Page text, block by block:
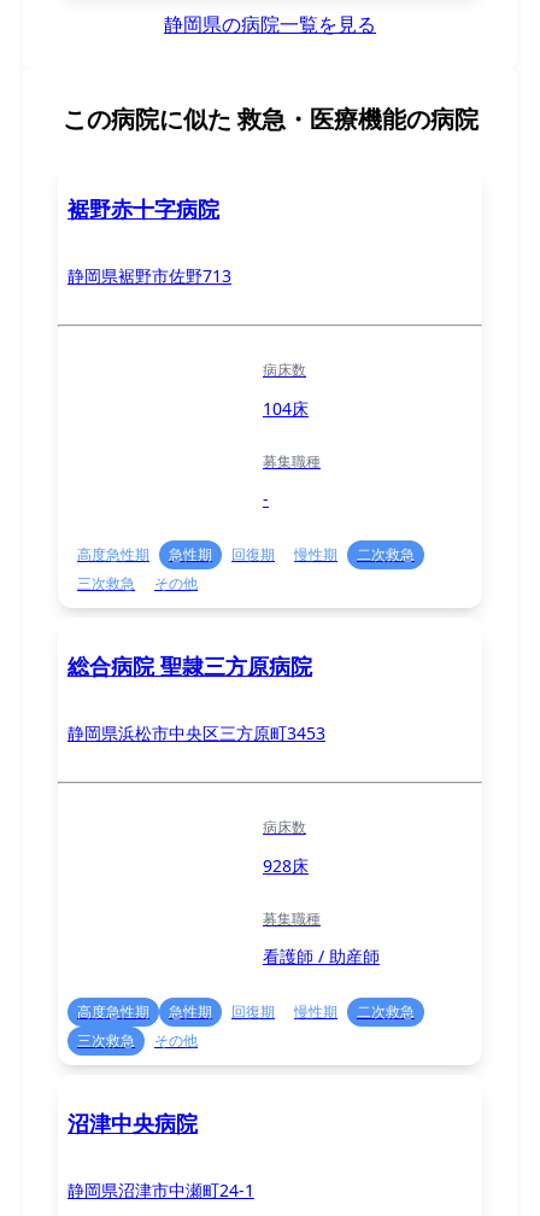
静岡県の病院一覧を見る
この病院に似た 救急・医療機能の病院
裾野赤十字病院
静岡県裾野市佐野713
病床数
104床
募集職種
-
高度急性期 急性期 回復期 慢性期
二次救急
三次救急
その他
総合病院 聖隷三方原病院
静岡県浜松市中央区三方原町3453
病床数
928床
募集職種
看護師 / 助産師
高度急性期 急性期 回復期 慢性期
二次救急
三次救急
その他
沼津中央病院
静岡県沼津市中瀬町24-1